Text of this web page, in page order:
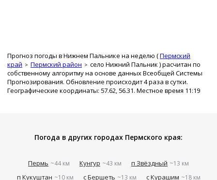
Прогноз погоды в Нижнем Пальнике на неделю (Пермский
край
Пермский район село Нижний Пальник ) расчитан по
собственному алгоритму на основе данных Всеобщей Системы
Прогнозирования. Обновление происходит 4 раза в сутки.
Географические координаты: 57.62, 56.31. Местное время 11:19
Погода в других городах Пермского края:
Пермь ~44 км Кунгур ~43 км п Звёздный ~13 км
п Кукуштан ~10 км с Бершеть ~13 км с Курашим ~18 км